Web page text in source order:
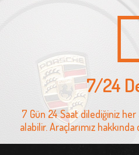
7/24
7 Gün 24 Saat dilediğiniz
alabilir. Araçlarımız